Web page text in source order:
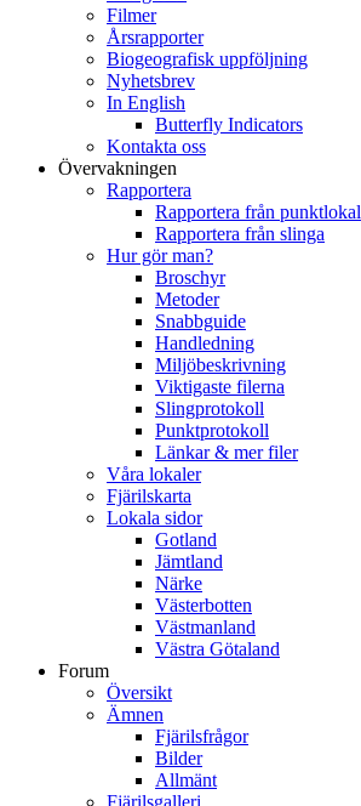
Filmer
Årsrapporter
Biogeografisk uppföljning
Nyhetsbrev
In English
Butterfly Indicators
Kontakta oss
Övervakningen
Rapportera
Rapportera från punktlokal
Rapportera från slinga
Hur gör man?
Broschyr
Metoder
Snabbguide
Handledning
Miljöbeskrivning
Viktigaste filerna
Slingprotokoll
Punktprotokoll
Länkar & mer filer
Våra lokaler
Fjärilskarta
Lokala sidor
Gotland
Jämtland
Närke
Västerbotten
Västmanland
Västra Götaland
Forum
Översikt
Ämnen
Fjärilsfrågor
Bilder
Allmänt
Fjärilsgalleri